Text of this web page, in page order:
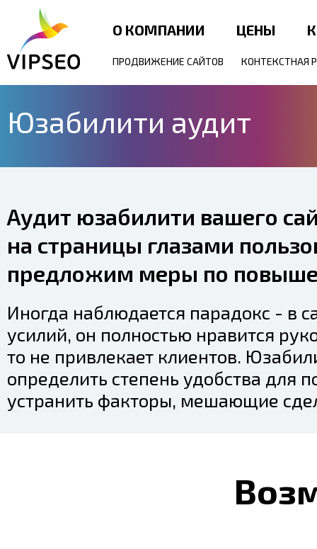
О КОМПАНИИ ЦЕНЫ
ПРОДВИЖЕНИЕ САЙТОВ КОНТЕКСТНАЯ
Юзабилити аудит
Аудит юзабилити вашего
на страницы глазами
предложим меры по
Иногда наблюдается парадокс - в
усилий, он полностью нравится
то не привлекает клиентов.
определить степень удобства для
устранить факторы, мешающие